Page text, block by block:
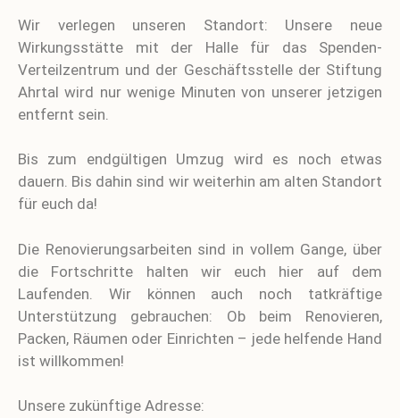
Wir verlegen unseren Standort: Unsere neue
Wirkungsstätte mit der Halle für das Spenden-
Verteilzentrum und der Geschäftsstelle der Stiftung
Ahrtal wird nur wenige Minuten von unserer jetzigen
entfernt sein.
Bis zum endgültigen Umzug wird es noch etwas
dauern. Bis dahin sind wir weiterhin am alten Standort
für euch da!
Die Renovierungsarbeiten sind in vollem Gange, über
die Fortschritte halten wir euch hier auf dem
Laufenden. Wir können auch noch tatkräftige
Unterstützung gebrauchen: Ob beim Renovieren,
Packen, Räumen oder Einrichten – jede helfende Hand
ist willkommen!
Unsere zukünftige Adresse: